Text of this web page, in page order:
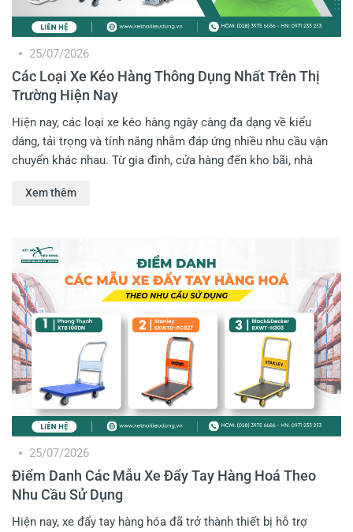
Các Loại Xe Kéo Hàng Thông Dụng Nhất Trên Thị
Trường Hiện Nay
25/07/2026
Hiện nay, các loại xe kéo hàng ngày càng đa dạng về kiểu
dáng, tải trọng và tính năng nhằm đáp ứng nhiều nhu cầu vận
chuyển khác nhau. Từ gia đình, cửa hàng đến kho bãi, nhà
dụng riêng. Nếu Anh Em chưa biết nên lựa chọn loại nào phù
Xem thêm
Điểm Danh Các Mẫu Xe Đẩy Tay Hàng Hoá Theo
Nhu Cầu Sử Dụng
25/07/2026
Hiện nay, xe đẩy tay hàng hóa đã trở thành thiết bị hỗ trợ